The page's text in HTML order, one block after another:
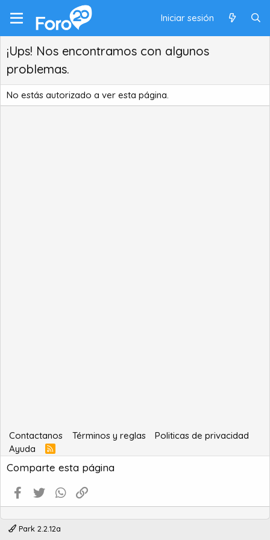
Iniciar sesión
¡Ups! Nos encontramos con algunos
problemas.
No estás autorizado a ver esta página.
Contactanos Términos y reglas
Politicas de privacidad
Ayuda
R
S
S
Comparte esta página
Facebook
Twitter WhatsApp
Park 2.2.12a